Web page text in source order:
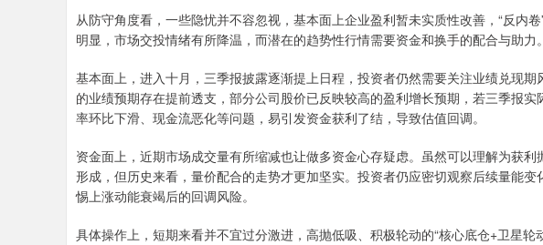
从防守角度看，一些隐忧并不容忽视，基本面上企业盈利暂未实质性改善，“反内
明显，市场交投情绪有所降温，而潜在的趋势性行情需要资金和换手的配合与助力。
基本面上，进入十月，三季报披露逐渐提上日程，投资者仍然需要关注业绩兑现
的业绩预期存在提前透支，部分公司股价已反映较高的盈利增长预期，若三季报
率环比下滑、现金流恶化等问题，易引发资金获利了结，导致估值回调。
资金面上，近期市场成交量有所缩减也让做多资金心存疑虑。虽然可以理解为获
形成，但历史来看，量价配合的走势才更加坚实。投资者仍应密切观察后续量能
惕上涨动能衰竭后的回调风险。
具体操作上，短期来看并不宜过分激进，高抛低吸、积极轮动的“核心底仓+卫星轮